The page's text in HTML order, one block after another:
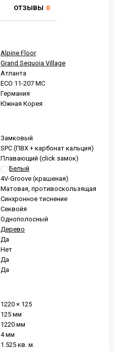
ОТЗЫВЫ 0
Alpine Floor
Grand Sequoia Village
Атланта
ECO 11-207 MC
Германия
Южная Корея
Замковый
SPC (ПВХ + карбонат кальция)
Плавающий (click замок)
Белый
4V-Groove (крашеная)
Матовая, противоскользящая
Синхронное тиснение
Секвойя
Однополосный
Дерево
Да
Нет
Да
Да
1220 × 125
125 мм
1220 мм
4 мм
1.525 кв. м.